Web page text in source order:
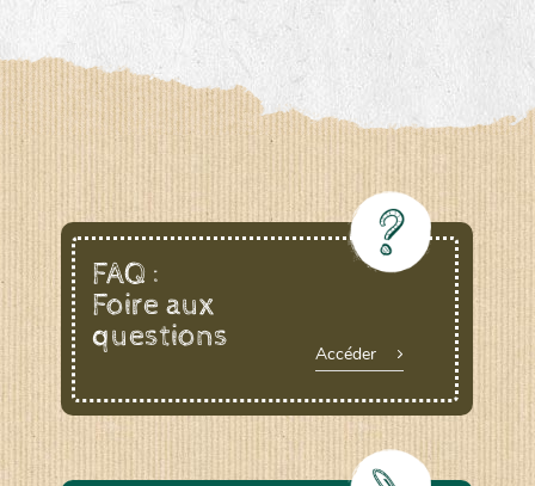
www.laboiteagraines.com
L’AUBEPIN (PDO)
www.aubepin.fr
LE BIAU GERME (LBG)
www.biaugerme.com
SATIVA RHEINAU (SAD)
www.sativa-
rheinau.ch
SEMAILLES (SEM)
FAQ :
Foire aux
questions
Accéder